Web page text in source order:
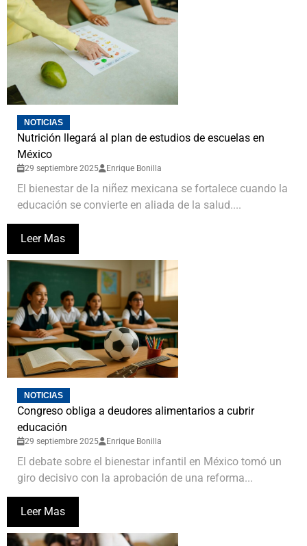
NOTICIAS
Nutrición llegará al plan de estudios de escuelas en
México
29 septiembre 2025 Enrique Bonilla
El bienestar de la niñez mexicana se fortalece cuando la
educación se convierte en aliada de la salud....
Leer Mas
NOTICIAS
Congreso obliga a deudores alimentarios a cubrir
educación
29 septiembre 2025 Enrique Bonilla
El debate sobre el bienestar infantil en México tomó un
giro decisivo con la aprobación de una reforma...
Leer Mas